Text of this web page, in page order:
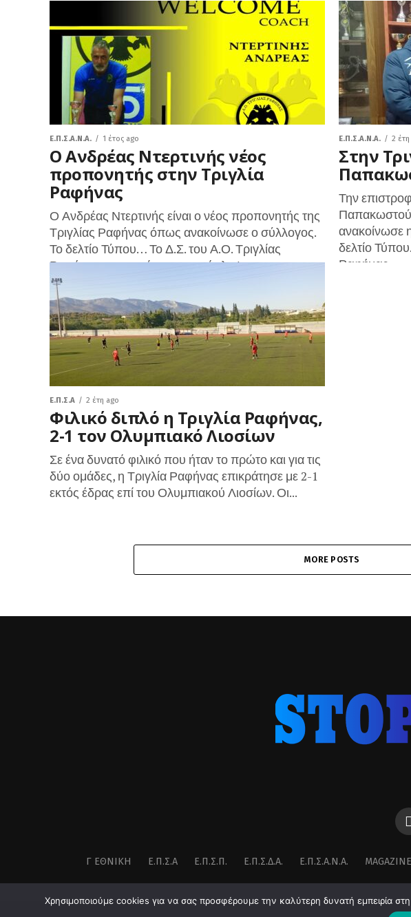
Ε.Π.Σ.Α.Ν.Α. 1 έτος ago
Ο Ανδρέας Ντερτινής νέος
προπονητής στην Τριγλία
Ραφήνας
Ο Ανδρέας Ντερτινής είναι ο νέος προπονητής της
Τριγλίας Ραφήνας όπως ανακοίνωσε ο σύλλογος.
Το δελτίο Τύπου… Το Δ.Σ. του Α.Ο. Τριγλίας
Ραφήνας ανακοινώνει την πρόσληψη...
Ε.Π.Σ.Α.Ν.Α. 2
Στην
Την
ανακοίνωσε
δελτίο
Ραφήνας...
Ε.Π.Σ.Α 2 έτη ago
Φιλικό διπλό η Τριγλία Ραφήνας,
2-1 τον Ολυμπιακό Λιοσίων
Σε ένα δυνατό φιλικό που ήταν το πρώτο και για τις
δύο ομάδες, η Τριγλία Ραφήνας επικράτησε με 2-1
εκτός έδρας επί του Ολυμπιακού Λιοσίων. Οι...
MORE POSTS
Γ ΕΘΝΙΚΉ Ε.Π.Σ.Α Ε.Π.Σ.Π. Ε.Π.Σ.Δ.Α. Ε.Π.Σ.Α.Ν.Α. MAGAZINE
Χρησιμοποιούμε cookies για να σας προσφέρουμε την καλύτερη δυνατή εμπειρία